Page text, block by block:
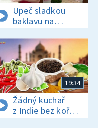
Upeč sladkou
baklavu na
tureckou oslavu
19:34
Žádný kuchař
z Indie bez koření
nežije!